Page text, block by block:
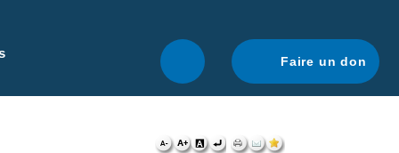
navigation optimale.
Faire un don